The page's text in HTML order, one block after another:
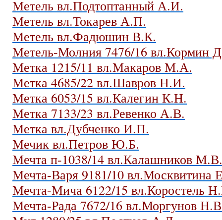
Метель вл.Подтоптанный А.И.
Метель вл.Токарев А.П.
Метель вл.Фадюшин В.К.
Метель-Молния 7476/16 вл.Кормин
Метка 1215/11 вл.Макаров М.А.
Метка 4685/22 вл.Шавров Н.И.
Метка 6053/15 вл.Калегин К.Н.
Метка 7133/23 вл.Ревенко А.В.
Метка вл.Дубченко И.П.
Мечик вл.Петров Ю.Б.
Мечта п-1038/14 вл.Калашников М.В.
Мечта-Варя 9181/10
Мечта-Мича 6122/15 вл.Коростель
Мечта-Рада 7672/16 вл.Моргунов